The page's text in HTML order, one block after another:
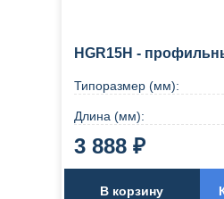
HGR15H -
Типоразмер (мм):
Длина (мм):
3 888 ₽
В корзину